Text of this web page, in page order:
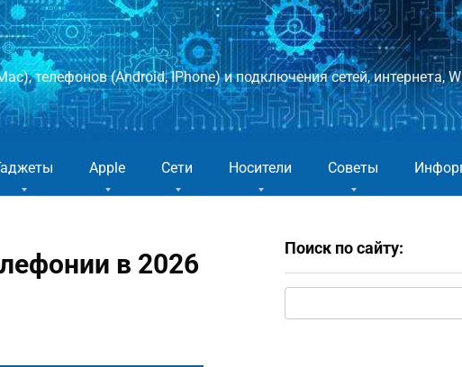
телефонов (Android, IPhone) и подключения сетей, интернета,
Apple Сети Носители Советы
в 2026
Поиск по сайту: